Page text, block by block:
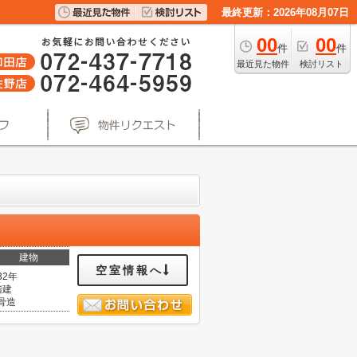
最終更新：2026年08月07日
00件
最近見た物件
00件
検討リスト
建物
年
建
造
空室情報へ